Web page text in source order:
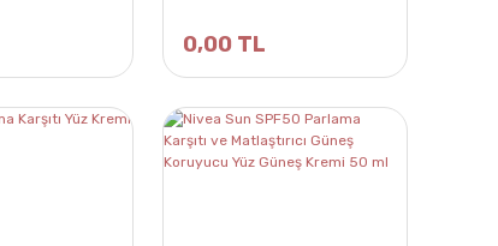
0,00 TL